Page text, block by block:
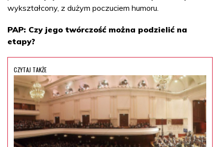
wykształcony, z dużym poczuciem humoru.
PAP: Czy jego twórczość można podzielić na
etapy?
CZYTAJ TAKŻE